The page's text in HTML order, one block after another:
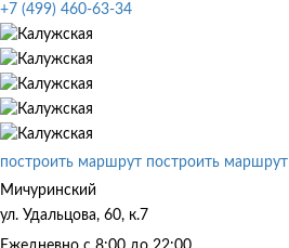
+7 (499) 460-63-34
построить маршрут построить маршрут
Мичуринский
ул. Удальцова, 60, к.7